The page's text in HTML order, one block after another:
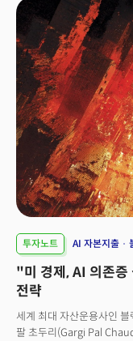
반대로 친환경 대체재의 수
흐름을 단순히 가격 반사
있다. 바로 전쟁이 노출한
부재'라는 구조적 취약성이
투자노트 AI 자본지출
"미 경제, AI 의존증
전략
세계 최대 자산운용사인
팔 초두리(Gargi Pal